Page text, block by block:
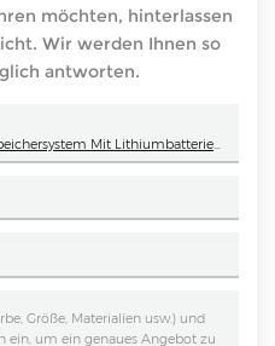
möchten, hinterlassen
Wir werden Ihnen so
antworten.
SAIL SOLAR All-In-One-Energiespeichersystem Mit Lithiumbatterie (6 KW + 10 KWh) Für Den Privaten Gebrauch